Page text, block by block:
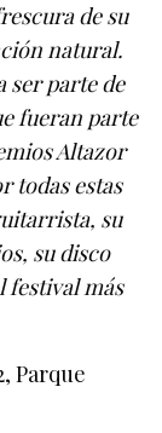
de su
natural.
ser parte de
fueran parte
Altazor
todas estas
su
su disco
festival más
Parque